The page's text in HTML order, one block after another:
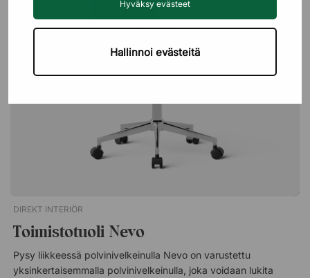
Hyväksy evästeet
Hallinnoi evästeitä
Saatavilla on muun muassa Profimin Ana-sarja, joka pinoutuu
Värisävyt vaihtelevat mustasta ja harmaasta siniseen, vihreään,
sarjoissa valita eri sävyissä. Useat sarjat on Möbelfakta-
DIREKT INTERIÖR
Toimistotuoli Nevo
Pysy liikkeessä polvinivelkeinulla Nevo on varustettu
yksinkertaisemmalla polvinivelkeinulla, joka voidaan lukita